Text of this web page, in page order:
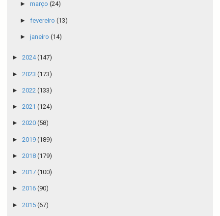
► março (24)
► fevereiro (13)
► janeiro (14)
► 2024(147)
► 2023 (173)
► 2022 (133)
► 2021 (124)
► 2020 (58)
► 2019 (189)
► 2018 (179)
► 2017 (100)
► 2016 (90)
► 2015 (67)